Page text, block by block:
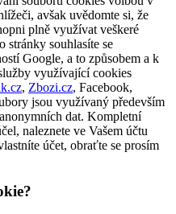
avšak uvědomte si, že
plně využívat veškeré
stránky souhlasíte se
Google, a to způsobem a k
využívající cookies
, Zbozi.cz, Facebook,
jsou využívaný především
dat. Kompletní
naleznete ve Vašem účtu
účet, obraťte se prosím